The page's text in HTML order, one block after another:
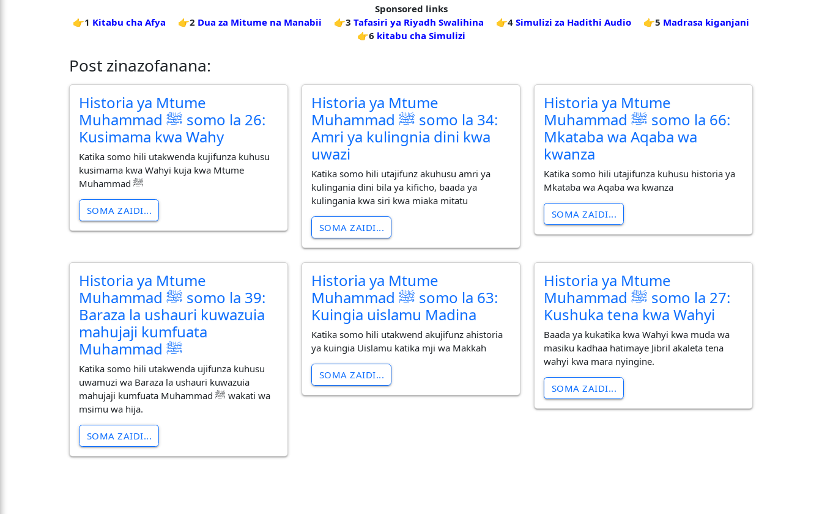
Sponsored links
👉1 Kitabu cha Afya 👉2 Dua za Mitume na Manabii 👉3 Tafasiri ya Riyadh Swalihina 👉4 Simulizi za Hadithi Audio 👉5 Madrasa kiganjani
👉6 kitabu cha Simulizi
Post zinazofanana:
Historia ya Mtume
Muhammad ﷺ somo la 26:
Kusimama kwa Wahy
Katika somo hili utakwenda kujifunza kuhusu
kusimama kwa Wahyi kuja kwa Mtume
Muhammad ﷺ
SOMA ZAIDI...
Historia ya Mtume
Muhammad ﷺ somo la 34:
Amri ya kulingnia dini kwa
uwazi
Katika somo hili utajifunz akuhusu amri ya
kulingania dini bila ya kificho, baada ya
kulingania kwa siri kwa miaka mitatu
SOMA ZAIDI...
Historia ya Mtume
Muhammad ﷺ somo la 66:
Mkataba wa Aqaba wa
kwanza
Katika somo hili utajifunza kuhusu historia ya
Mkataba wa Aqaba wa kwanza
SOMA ZAIDI...
Historia ya Mtume
Muhammad ﷺ somo la 39:
Baraza la ushauri kuwazuia
mahujaji kumfuata
Muhammad ﷺ
Katika somo hili utakwenda ujifunza kuhusu
uwamuzi wa Baraza la ushauri kuwazuia
mahujaji kumfuata Muhammad ﷺ wakati wa
msimu wa hija.
SOMA ZAIDI...
Historia ya Mtume
Muhammad ﷺ somo la 63:
Kuingia uislamu Madina
Katika somo hili utakwend akujifunz ahistoria
ya kuingia Uislamu katika mji wa Makkah
SOMA ZAIDI...
Historia ya Mtume
Muhammad ﷺ somo la 27:
Kushuka tena kwa Wahyi
Baada ya kukatika kwa Wahyi kwa muda wa
masiku kadhaa hatimaye Jibril akaleta tena
wahyi kwa mara nyingine.
SOMA ZAIDI...